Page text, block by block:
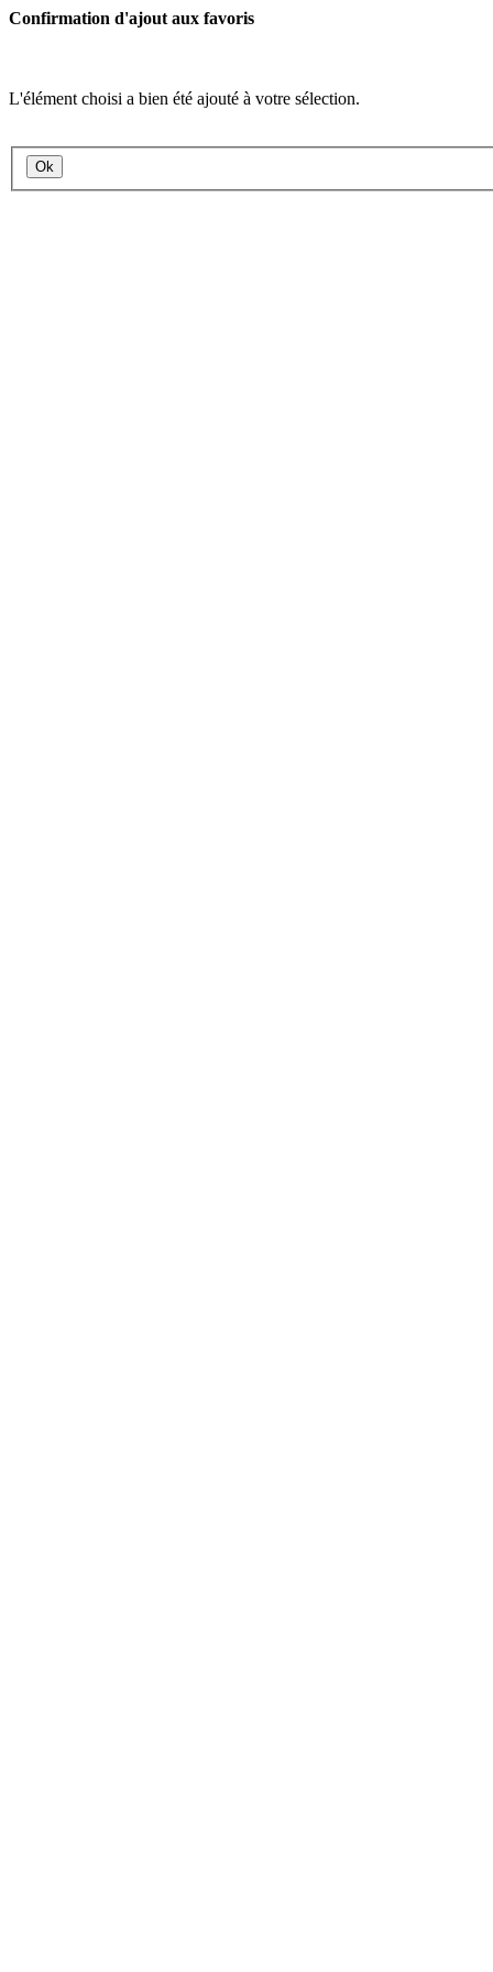
Confirmation d'ajout aux favoris
L'élément choisi a bien été ajouté à votre sélection.